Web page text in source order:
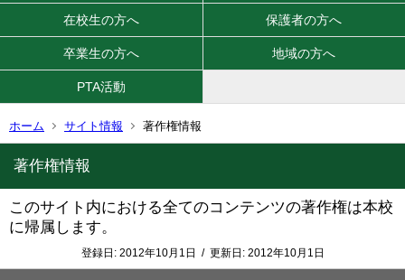
在校生の方へ 保護者の方へ
卒業生の方へ 地域の方へ
PTA活動
ホーム サイト情報 著作権情報
著作権情報
このサイト内における全てのコンテンツの著作権は本校
に帰属します。
登録日: 2012年10月1日 / 更新日: 2012年10月1日